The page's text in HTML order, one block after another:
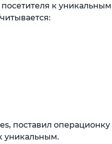
к
поставил
уникальным.